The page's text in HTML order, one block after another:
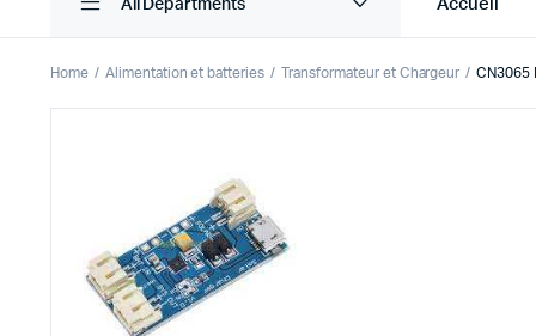
All Departments Accueil
Accessoires Drones
Accessoires Raspberry Pi
Autre Electronique
Composants Electroniques
Home Alimentation et batteries Transformateur et Chargeur CN3065